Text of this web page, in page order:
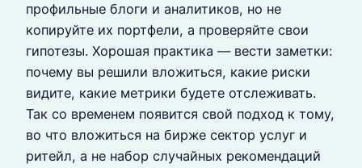
профильные блоги и аналитиков, но не
копируйте их портфели, а проверяйте свои
гипотезы. Хорошая практика — вести заметки:
почему вы решили вложиться, какие риски
видите, какие метрики будете отслеживать.
Так со временем появится свой подход к тому,
во что вложиться на бирже сектор услуг и
ритейл, а не набор случайных рекомендаций